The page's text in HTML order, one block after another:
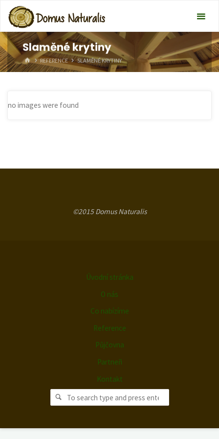
Slaměné krytiny
HOME
REFERENCE SLAMĚNÉ KRYTINY
no images were found
©2015 Domus Naturalis
Úvodní stránka
O nás
Co nabízíme
Reference
Půjčovna
Partneři
Kontakt
Search